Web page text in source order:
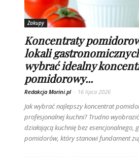
Zakupy
Koncentraty
lokali
wybrać idealny
pomidorowy...
Redakcja Morini.pl - 16 lipca 2026
Jak wybrać najlepszy koncentrat
profesjonalnej kuchni? Trudno
działającą kuchnię bez esencjonalnego,
pomidorów, który stanowi fundament